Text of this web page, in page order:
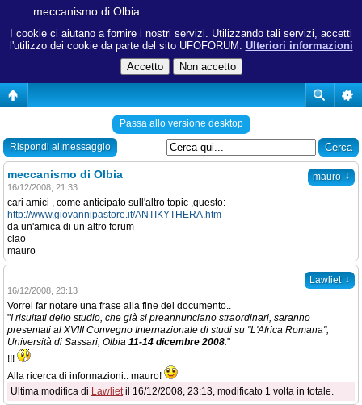
I cookie ci aiutano a fornire i nostri servizi. Utilizzando tali servizi, accetti
l'utilizzo dei cookie da parte del sito UFOFORUM. Ulteriori informazioni
meccanismo di Olbia
Passa allo versione desktop
Rispondi al messaggio
mauro ↓
meccanismo di Olbia
16/12/2008, 21:33
cari amici , come anticipato sull'altro topic ,questo:
http://www.giovannipastore.it/ANTIKYTHERA.htm
da un'amica di un altro forum
ciao
mauro
Lawliet ↓
16/12/2008, 23:13
Vorrei far notare una frase alla fine del documento..
"I risultati dello studio, che già si preannunciano straordinari, saranno
presentati al XVIII Convegno Internazionale di studi su "L'Africa Romana",
Università di Sassari, Olbia 11-14 dicembre 2008."
!!!
Alla ricerca di informazioni.. mauro!
Ultima modifica di Lawlietil 16/12/2008, 23:13, modificato 1 volta in totale.